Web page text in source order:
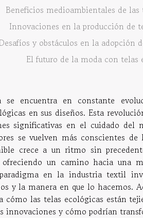
Beneficios medioambientales de las
Innovaciones en la producción de
y obstáculos en la adopción
El futuro de la moda con telas
encuentra en constante
en sus diseños. Esta
significativas en el cuidado
se vuelven más conscientes
crece a un ritmo sin
ofreciendo un camino hacia una
en la industria textil
y la manera en que lo hacemos.
cómo las telas ecológicas están
innovaciones y cómo podrían